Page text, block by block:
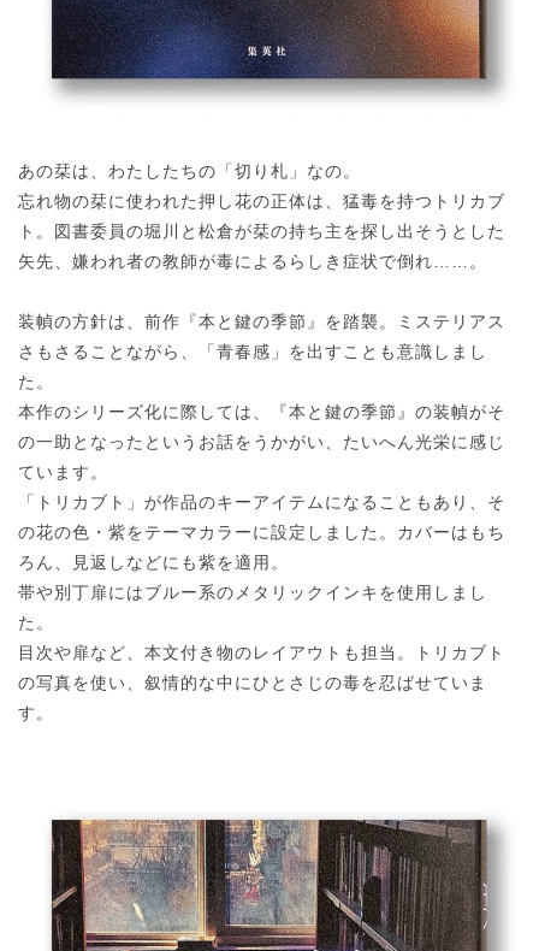
あの栞は、わたしたちの「切り札」なの。
忘れ物の栞に使われた押し花の正体は、猛毒を持つトリカブ
ト。図書委員の堀川と松倉が栞の持ち主を探し出そうとした
矢先、嫌われ者の教師が毒によるらしき症状で倒れ……。
装幀の方針は、前作『本と鍵の季節』を踏襲。ミステリアス
さもさることながら、「青春感」を出すことも意識しまし
た。
本作のシリーズ化に際しては、『本と鍵の季節』の装幀がそ
の一助となったというお話をうかがい、たいへん光栄に感じ
ています。
「トリカブト」が作品のキーアイテムになることもあり、そ
の花の色・紫をテーマカラーに設定しました。カバーはもち
ろん、見返しなどにも紫を適用。
帯や別丁扉にはブルー系のメタリックインキを使用しまし
た。
目次や扉など、本文付き物のレイアウトも担当。トリカブト
の写真を使い、叙情的な中にひとさじの毒を忍ばせていま
す。